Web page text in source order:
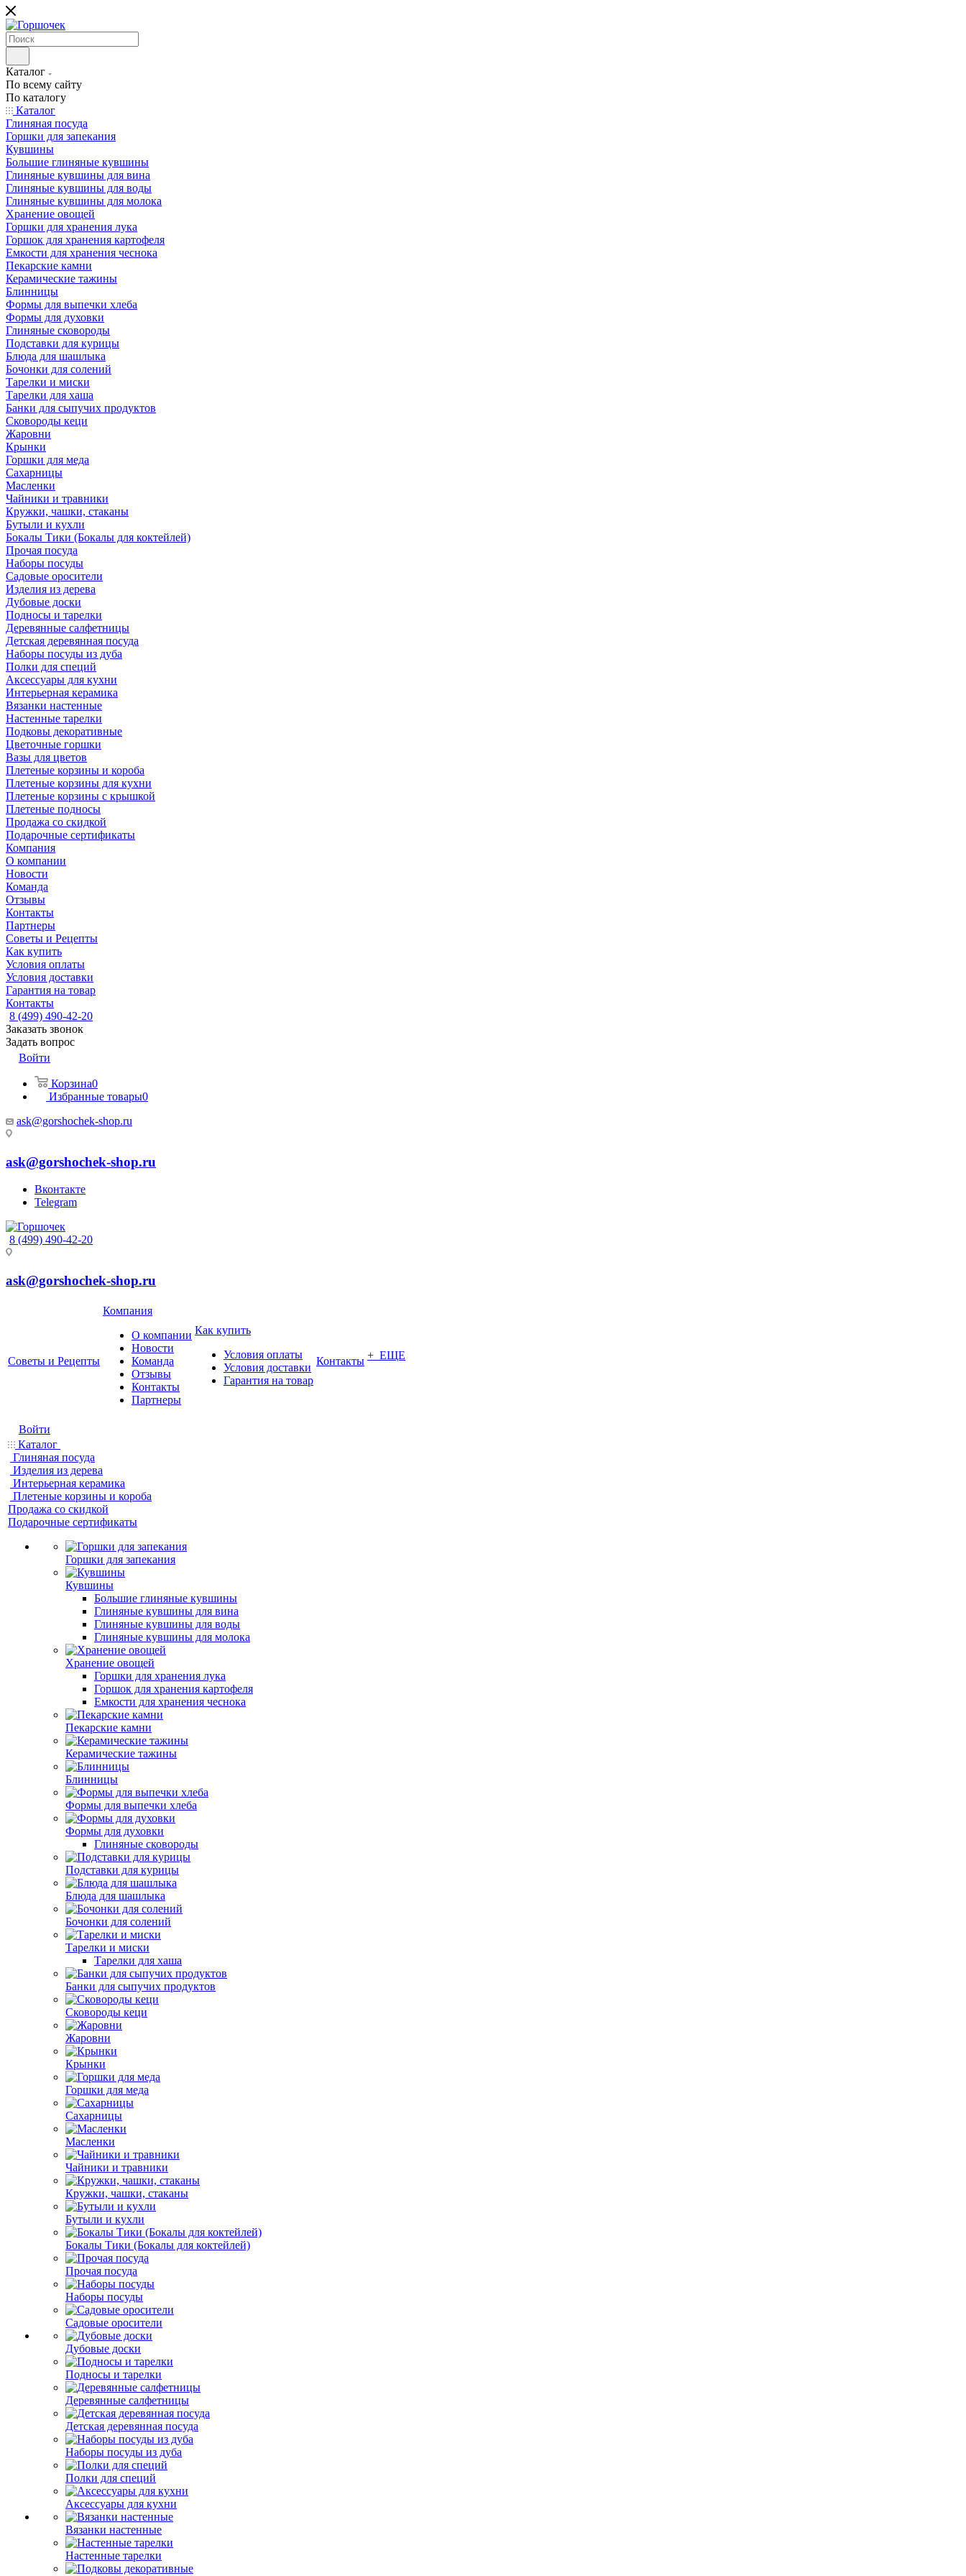
Каталог
По всему сайту
По каталогу
Каталог
Глиняная посуда
Горшки для запекания
Кувшины
Большие глиняные кувшины
Глиняные кувшины для вина
Глиняные кувшины для воды
Глиняные кувшины для молока
Хранение овощей
Горшки для хранения лука
Горшок для хранения картофеля
Емкости для хранения чеснока
Пекарские камни
Керамические тажины
Блинницы
Формы для выпечки хлеба
Формы для духовки
Глиняные сковороды
Подставки для курицы
Блюда для шашлыка
Бочонки для солений
Тарелки и миски
Тарелки для хаша
Банки для сыпучих продуктов
Сковороды кеци
Жаровни
Крынки
Горшки для меда
Сахарницы
Масленки
Чайники и травники
Кружки, чашки, стаканы
Бутыли и кухли
Бокалы Тики (Бокалы для коктейлей)
Прочая посуда
Наборы посуды
Садовые оросители
Изделия из дерева
Дубовые доски
Подносы и тарелки
Деревянные салфетницы
Детская деревянная посуда
Наборы посуды из дуба
Полки для специй
Аксессуары для кухни
Интерьерная керамика
Вязанки настенные
Настенные тарелки
Подковы декоративные
Цветочные горшки
Вазы для цветов
Плетеные корзины и короба
Плетеные корзины для кухни
Плетеные корзины с крышкой
Плетеные подносы
Продажа со скидкой
Подарочные сертификаты
Компания
О компании
Новости
Команда
Отзывы
Контакты
Партнеры
Советы и Рецепты
Как купить
Условия оплаты
Условия доставки
Гарантия на товар
Контакты
8 (499) 490-42-20
Заказать звонок
Задать вопрос
Войти
Корзина0
Избранные товары0
ask@gorshochek-shop.ru
ask@gorshochek-shop.ru
Вконтакте
Telegram
8 (499) 490-42-20
ask@gorshochek-shop.ru
Советы и Рецепты
Компания
О компании
Новости
Команда
Отзывы
Контакты
Партнеры
Как купить
Условия оплаты
Условия доставки
Гарантия на товар
Контакты + ЕЩЕ
Войти
Каталог
Глиняная посуда
Изделия из дерева
Интерьерная керамика
Плетеные корзины и короба
Продажа со скидкой
Подарочные сертификаты
Горшки для запекания
Кувшины
Большие глиняные кувшины
Глиняные кувшины для вина
Глиняные кувшины для воды
Глиняные кувшины для молока
Хранение овощей
Горшки для хранения лука
Горшок для хранения картофеля
Емкости для хранения чеснока
Пекарские камни
Керамические тажины
Блинницы
Формы для выпечки хлеба
Формы для духовки
Глиняные сковороды
Подставки для курицы
Блюда для шашлыка
Бочонки для солений
Тарелки и миски
Тарелки для хаша
Банки для сыпучих продуктов
Сковороды кеци
Жаровни
Крынки
Горшки для меда
Сахарницы
Масленки
Чайники и травники
Кружки, чашки, стаканы
Бутыли и кухли
Бокалы Тики (Бокалы для коктейлей)
Прочая посуда
Наборы посуды
Садовые оросители
Дубовые доски
Подносы и тарелки
Деревянные салфетницы
Детская деревянная посуда
Наборы посуды из дуба
Полки для специй
Аксессуары для кухни
Вязанки настенные
Настенные тарелки